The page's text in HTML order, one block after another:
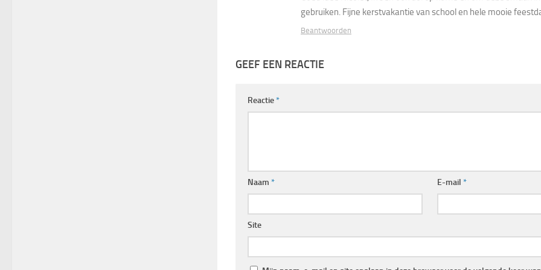
gebruiken. Fijne kerstvakantie van school en hele mooie
Beantwoorden
GEEF EEN REACTIE
Reactie*
Naam * E-mail*
Site